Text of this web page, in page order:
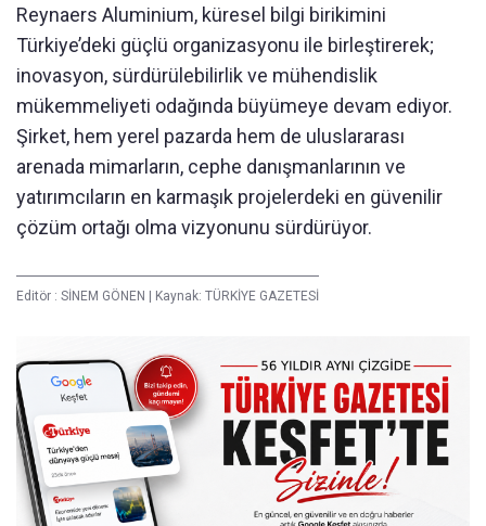
Reynaers Aluminium, küresel bilgi birikimini
Türkiye’deki güçlü organizasyonu ile birleştirerek;
inovasyon, sürdürülebilirlik ve mühendislik
mükemmeliyeti odağında büyümeye devam ediyor.
Şirket, hem yerel pazarda hem de uluslararası
arenada mimarların, cephe danışmanlarının ve
yatırımcıların en karmaşık projelerdeki en güvenilir
çözüm ortağı olma vizyonunu sürdürüyor.
Editör : SİNEM GÖNEN | Kaynak: TÜRKİYE GAZETESİ